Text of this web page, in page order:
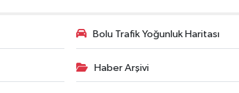
Bolu Trafik Yoğunluk Haritası
Haber Arşivi